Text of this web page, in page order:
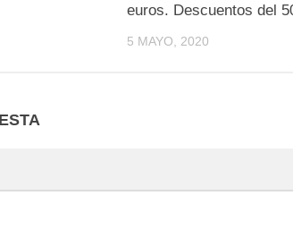
euros. Descuentos del
5 MAYO, 2020